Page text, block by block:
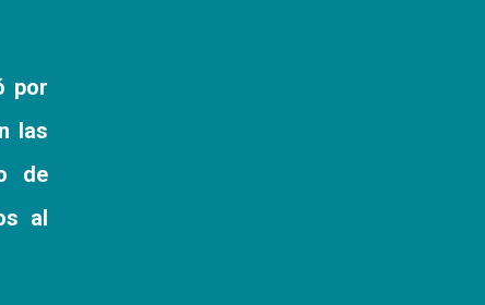
por
las
de
al